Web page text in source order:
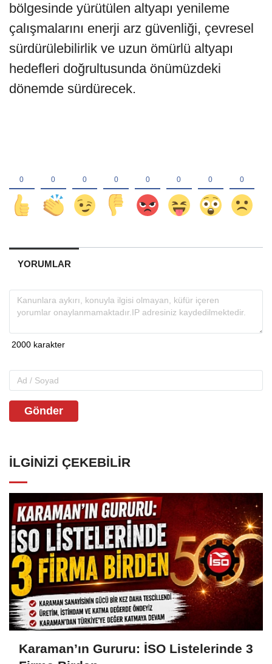
bölgesinde yürütülen altyapı yenileme
çalışmalarını enerji arz güvenliği, çevresel
sürdürülebilirlik ve uzun ömürlü altyapı
hedefleri doğrultusunda önümüzdeki
dönemde sürdürecek.
YORUMLAR
Gönder
İLGINIZI ÇEKEBILIR
Karaman’ın Gururu: İSO Listelerinde 3